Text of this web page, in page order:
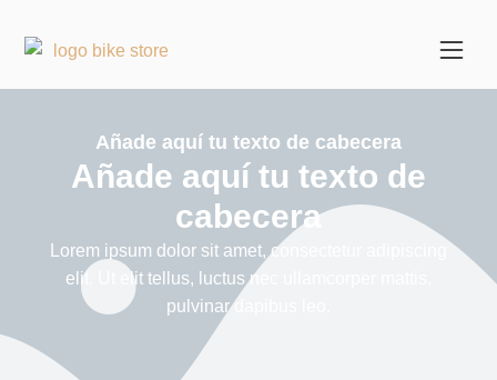
Añade aquí tu texto de cabecera
Añade aquí tu texto de
cabecera
Lorem ipsum dolor sit amet, consectetur adipiscing
elit. Ut elit tellus, luctus nec ullamcorper mattis,
pulvinar dapibus leo.